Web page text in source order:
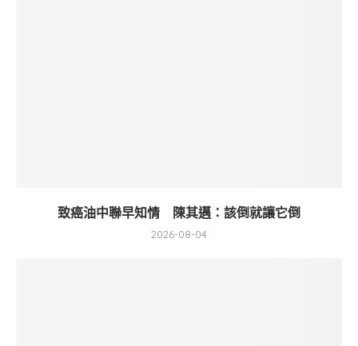
致癌油中聯早知情 陳其邁：該倒就讓它倒
2026-08-04